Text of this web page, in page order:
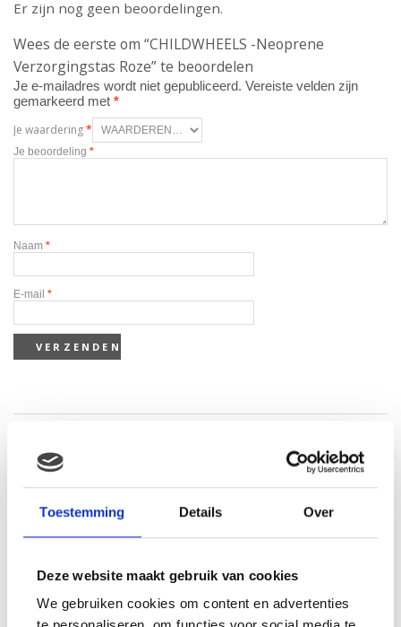
Toestemming Details Over
Deze website maakt gebruik van cookies
We gebruiken cookies om content en advertenties
Er zijn nog geen beoordelingen.
Wees de eerste om “CHILDWHEELS -Neoprene
Verzorgingstas Roze” te beoordelen
Je e-mailadres wordt niet gepubliceerd. Vereiste velden zijn
gemarkeerd met *
Je waardering*
Je beoordeling *
Naam *
E-mail *
Gerelateerde producten